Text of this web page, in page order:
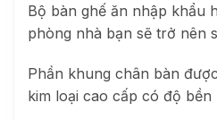
Bộ bàn ghế ăn nhập khẩu
phòng nhà bạn sẽ trở nên
Phần khung chân bàn
kim loại cao cấp có độ bền